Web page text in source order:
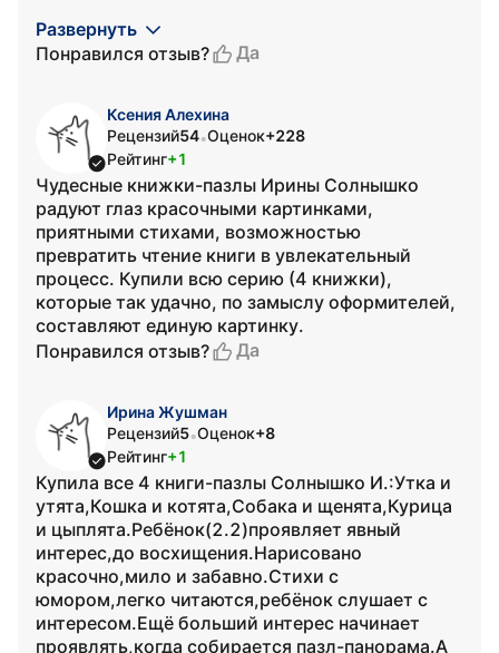
Развернуть
Понравился отзыв?
Да
Ксения Алехина
Рецензий54•Оценок+228
Рейтинг+1
Чудесные книжки-пазлы Ирины Солнышко
радуют глаз красочными картинками,
приятными стихами, возможностью
превратить чтение книги в увлекательный
процесс. Купили всю серию (4 книжки),
которые так удачно, по замыслу оформителей,
составляют единую картинку.
Понравился отзыв?
Да
Ирина Жушман
Рецензий5•Оценок+8
Рейтинг+1
Купила все 4 книги-пазлы Солнышко И.:Утка и
утята,Кошка и котята,Собака и щенята,Курица
и цыплята.Ребёнок(2.2)проявляет явный
интерес,до восхищения.Нарисовано
красочно,мило и забавно.Стихи с
юмором,легко читаются,ребёнок слушает с
интересом.Ещё больший интерес начинает
проявлять,когда собирается пазл-панорама.А